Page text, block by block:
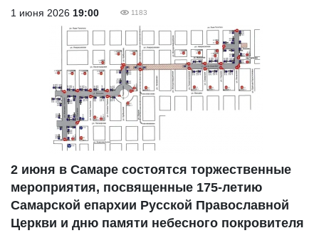
1 июня 2026 19:00 1183
2 июня в Самаре состоятся торжественные
мероприятия, посвященные 175-летию
Самарской епархии Русской Православной
Церкви и дню памяти небесного покровителя